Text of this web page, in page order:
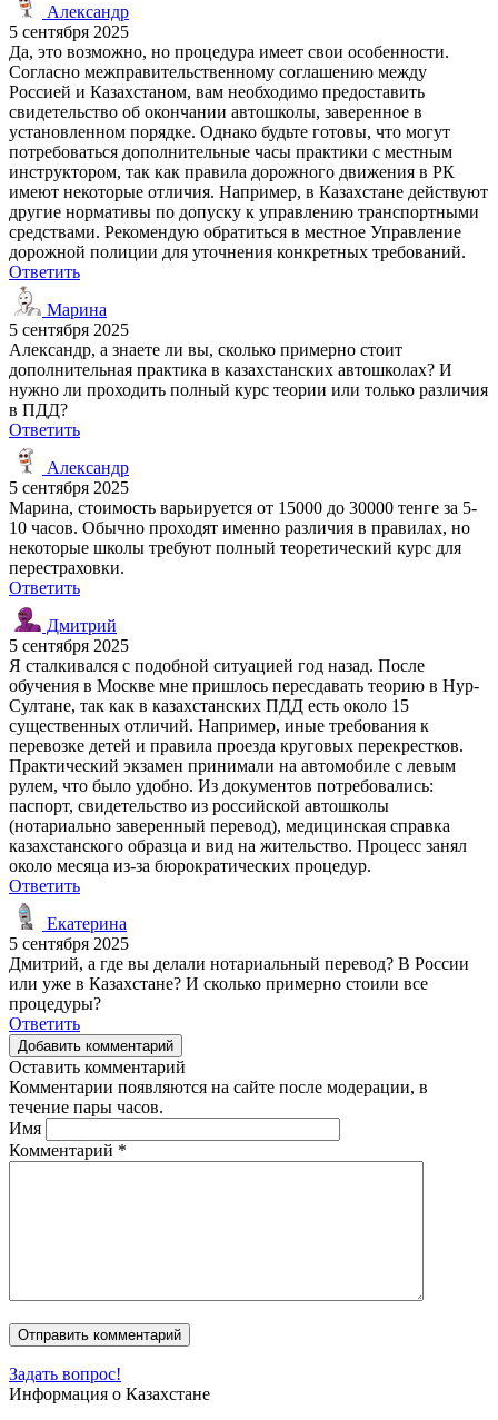
Александр
5 сентября 2025
Да, это возможно, но процедура имеет свои особенности.
Согласно межправительственному соглашению между
Россией и Казахстаном, вам необходимо предоставить
свидетельство об окончании автошколы, заверенное в
установленном порядке. Однако будьте готовы, что могут
потребоваться дополнительные часы практики с местным
инструктором, так как правила дорожного движения в РК
имеют некоторые отличия. Например, в Казахстане действуют
другие нормативы по допуску к управлению транспортными
средствами. Рекомендую обратиться в местное Управление
дорожной полиции для уточнения конкретных требований.
Ответить
Марина
5 сентября 2025
Александр, а знаете ли вы, сколько примерно стоит
дополнительная практика в казахстанских автошколах? И
нужно ли проходить полный курс теории или только различия
в ПДД?
Ответить
Александр
5 сентября 2025
Марина, стоимость варьируется от 15000 до 30000 тенге за 5-
10 часов. Обычно проходят именно различия в правилах, но
некоторые школы требуют полный теоретический курс для
перестраховки.
Ответить
Дмитрий
5 сентября 2025
Я сталкивался с подобной ситуацией год назад. После
обучения в Москве мне пришлось пересдавать теорию в Нур-
Султане, так как в казахстанских ПДД есть около 15
существенных отличий. Например, иные требования к
перевозке детей и правила проезда круговых перекрестков.
Практический экзамен принимали на автомобиле с левым
рулем, что было удобно. Из документов потребовались:
паспорт, свидетельство из российской автошколы
(нотариально заверенный перевод), медицинская справка
казахстанского образца и вид на жительство. Процесс занял
около месяца из-за бюрократических процедур.
Ответить
Екатерина
5 сентября 2025
Дмитрий, а где вы делали нотариальный перевод? В России
или уже в Казахстане? И сколько примерно стоили все
процедуры?
Ответить
Добавить комментарий
Оставить комментарий
Комментарии появляются на сайте после модерации, в
течение пары часов.
Имя
Комментарий *
Задать вопрос!
Информация о Казахстане